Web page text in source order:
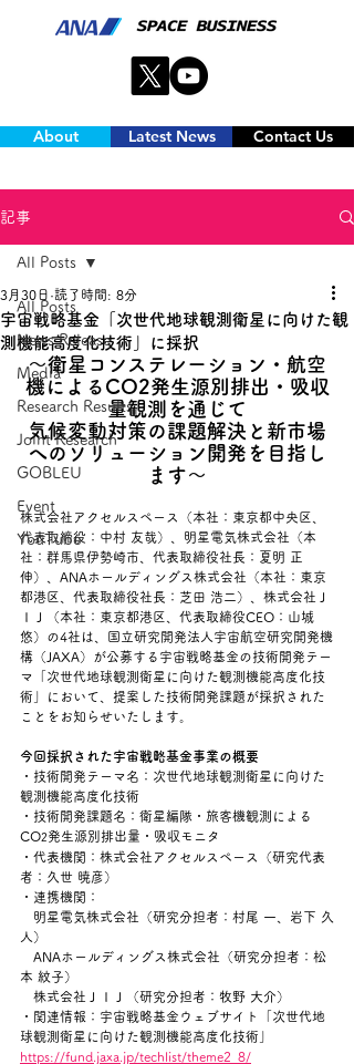
About Latest News Contact Us
記事
All Posts
News Release
Media
Research Results
Joint Research
GOBLEU
Event
YouTube
All Posts
宇宙戦略基金「次世代地球観測衛星に向けた観
測機能高度化技術」に採択
3月30日 読了時間: 8分
～衛星コンステレーション・航空
機によるCO2発生源別排出・吸収
量観測を通じて
気候変動対策の課題解決と新市場
へのソリューション開発を目指し
ます～
株式会社アクセルスペース（本社：東京都中央区、
代表取締役：中村 友哉）、明星電気株式会社（本
社：群馬県伊勢崎市、代表取締役社長：夏明 正
伸）、ANAホールディングス株式会社（本社：東京
都港区、代表取締役社長：芝田 浩二）、株式会社Ｊ
ＩＪ（本社：東京都港区、代表取締役CEO：山城
悠）の4社は、国立研究開発法人宇宙航空研究開発機
構（JAXA）が公募する宇宙戦略基金の技術開発テー
マ「次世代地球観測衛星に向けた観測機能高度化技
術」において、提案した技術開発課題が採択された
ことをお知らせいたします。
今回採択された宇宙戦略基金事業の概要
・技術開発テーマ名：次世代地球観測衛星に向けた
観測機能高度化技術
・技術開発課題名：衛星編隊・旅客機観測による
CO2 発生源別排出量・吸収モニタ
・代表機関：株式会社アクセルスペース（研究代表
者：久世 暁彦）
・連携機関：
明星電気株式会社（研究分担者：村尾 一、岩下 久
人）
ANAホールディングス株式会社（研究分担者：松
本 紋子）
株式会社ＪＩＪ（研究分担者：牧野 大介）
・関連情報：宇宙戦略基金ウェブサイト「次世代地
球観測衛星に向けた観測機能高度化技術」
https://fund.jaxa.jp/techlist/theme2_8/